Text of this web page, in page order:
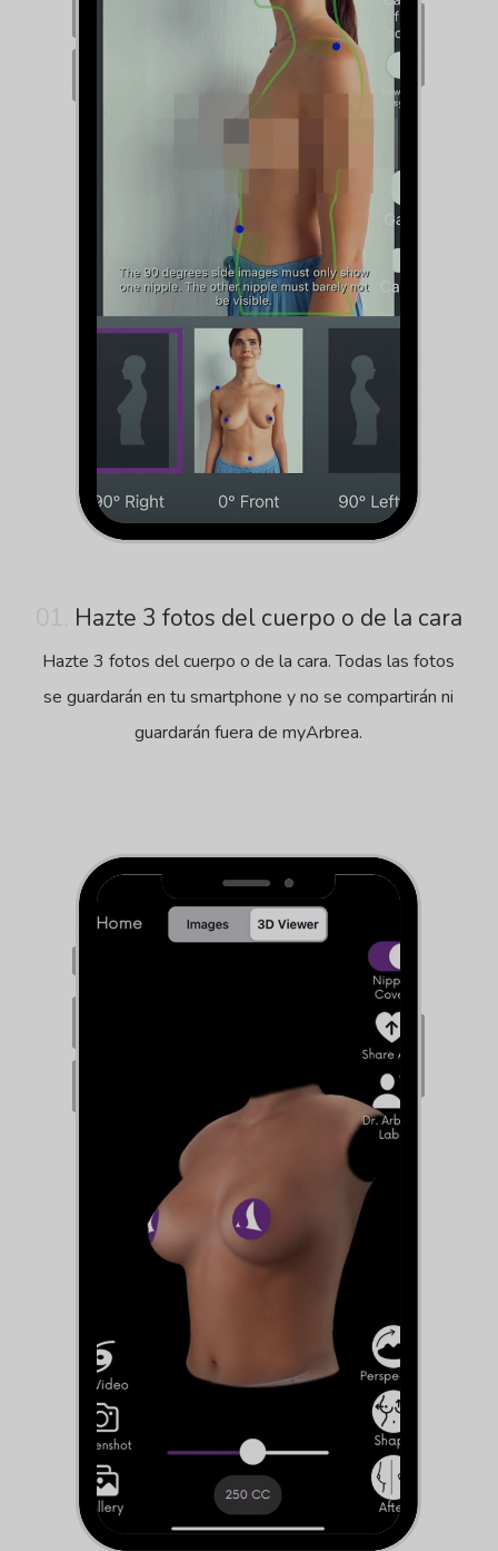
Hazte 3 fotos del cuerpo o de la cara
Hazte 3 fotos del cuerpo o de la cara. Todas las fotos
se guardarán en tu smartphone y no se compartirán ni
guardarán fuera de myArbrea.